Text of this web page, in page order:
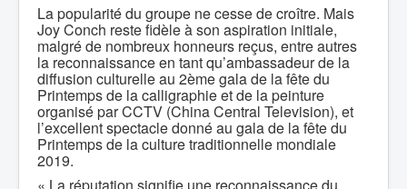
La popularité du groupe ne cesse de croître. Mais
Joy Conch reste fidèle à son aspiration initiale,
malgré de nombreux honneurs reçus, entre autres
la reconnaissance en tant qu’ambassadeur de la
diffusion culturelle au 2ème gala de la fête du
Printemps de la calligraphie et de la peinture
organisé par CCTV (China Central Television), et
l’excellent spectacle donné au gala de la fête du
Printemps de la culture traditionnelle mondiale
2019.